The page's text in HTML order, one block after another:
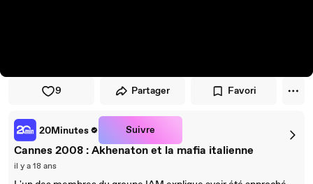
9 Partager Favori
20Minutes Suivre
Cannes 2008 : Akhenaton et la mafia italienne
il y a 18 ans